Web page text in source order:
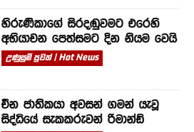
හිරුණිකාගේ සිරදඬුවමට එරෙහි
අභියාචන පෙත්සමට දින නියම වෙයි
උණුසුම් පුවත් | Hot News
චීන ජාතිකයා අවසන් ගමන් යැවූ
සිද්ධියේ සැකකරුවන් රිමාන්ඩ්